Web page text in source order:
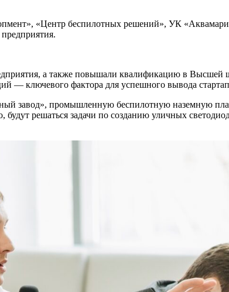
«Центр беспилотных решений», УК
а также повышали квалификацию в
— ключевого фактора для успешного вывода
завод», промышленную беспилотную наземную
решаться задачи по созданию уличных